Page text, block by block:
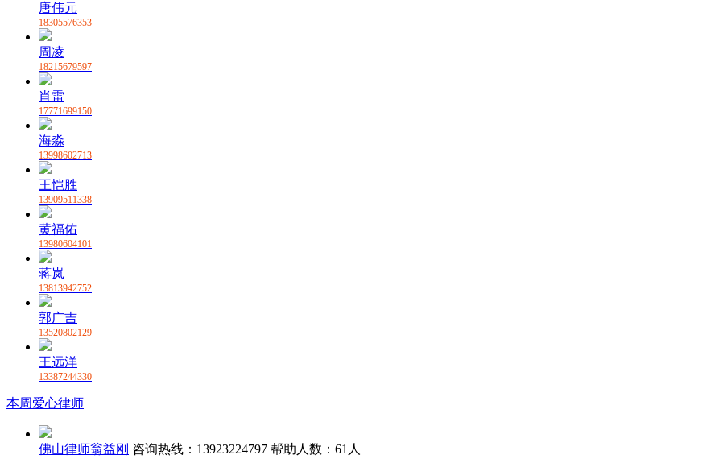
唐伟元
18305576353
周凌
18215679597
肖雷
17771699150
海淼
13998602713
王恺胜
13909511338
黄福佑
13980604101
蒋岚
13813942752
郭广吉
13520802129
王远洋
13387244330
本周爱心律师
佛山律师翁益刚 咨询热线： 13923224797 帮助人数： 61人